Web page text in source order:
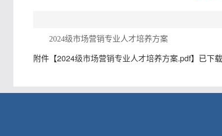
2024级市场营销专业人才培养方案
附件【2024级市场营销专业人才培养方案.pdf】已下载